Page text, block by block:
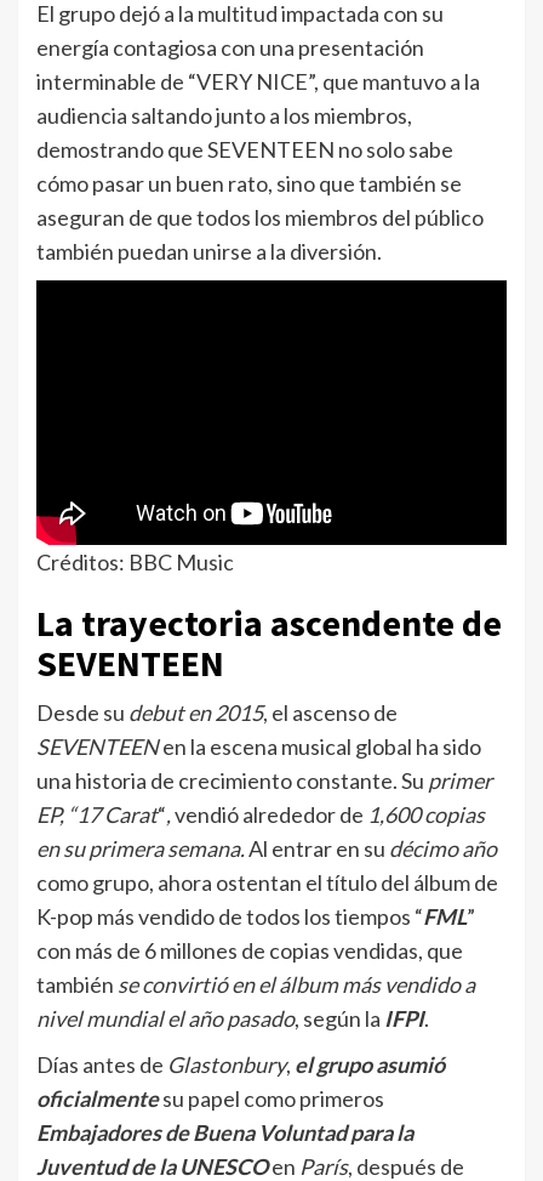
El grupo dejó a la multitud impactada con su
energía contagiosa con una presentación
interminable de “VERY NICE”, que mantuvo a la
audiencia saltando junto a los miembros,
demostrando que SEVENTEEN no solo sabe
cómo pasar un buen rato, sino que también se
aseguran de que todos los miembros del público
también puedan unirse a la diversión.
Créditos: BBC Music
La trayectoria ascendente de
SEVENTEEN
Desde su debut en 2015, el ascenso de
SEVENTEENen la escena musical global ha sido
una historia de crecimiento constante. Su primer
EP, “17 Carat“,vendió alrededor de 1,600 copias
en su primera semana.Al entrar en su décimo año
como grupo, ahora ostentan el título del álbum de
K-pop más vendido de todos los tiempos “FML”
con más de 6 millones de copias vendidas, que
también se convirtió en el álbum más vendido a
nivel mundial el año pasado, según la IFPI.
Días antes de Glastonbury, el grupo asumió
oficialmentesu papel como primeros
Embajadores de Buena Voluntad para la
Juventud de la UNESCOen París, después de